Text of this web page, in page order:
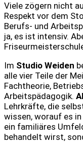
Viele zögern nicht
Respekt vor dem
Berufs- und
ja, es ist intensiv.
Im Studio Weiden
alle vier Teile der
Fachtheorie,
Arbeitspädagogik.
Lehrkräfte, die
wissen, worauf es
ein familiäres
behandelt wirst,